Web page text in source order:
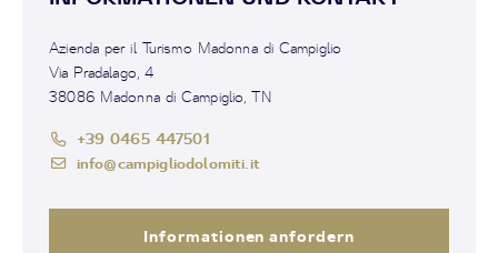
Azienda per il Turismo Madonna di Campiglio
Via Pradalago, 4
38086 Madonna di Campiglio, TN
+39 0465 447501
info@campigliodolomiti.it
Informationen anfordern